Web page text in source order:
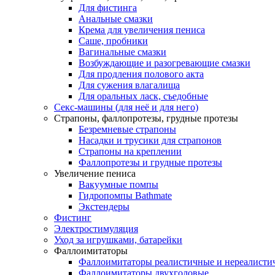
Для фистинга
Анальные смазки
Крема для увеличения пениса
Саше, пробники
Вагинальные смазки
Возбуждающие и разогревающие смазки
Для продления полового акта
Для сужения влагалища
Для оральных ласк, съедобные
Секс-машины (для неё и для него)
Страпоны, фаллопротезы, грудные протезы
Безремневые страпоны
Насадки и трусики для страпонов
Страпоны на креплении
Фаллопротезы и грудные протезы
Увеличение пениса
Вакуумные помпы
Гидропомпы Bathmate
Экстендеры
Фистинг
Электростимуляция
Уход за игрушками, батарейки
Фаллоимитаторы
Фаллоимитаторы реалистичные и
Фаллоимитаторы двухголовые